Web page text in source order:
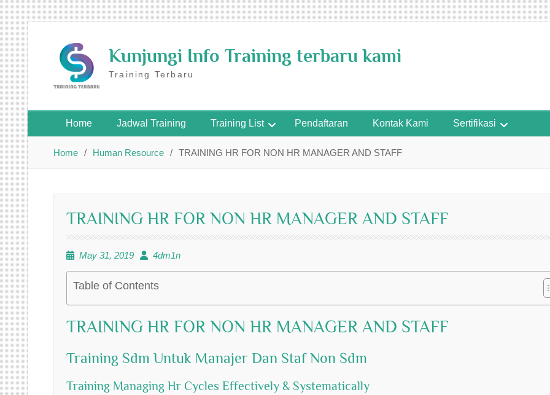
Skip
to
content
Kunjungi Info Training terbaru kami
Training Terbaru
Home Jadwal Training Training List Pendaftaran Kontak Kami Sertifikasi
Home Human Resource TRAINING HR FOR NON HR MANAGER AND STAFF
TRAINING HR FOR NON HR MANAGER AND STAFF
May 31, 2019 4dm1n
Table of Contents
TRAINING HR FOR NON HR MANAGER AND STAFF
Training Sdm Untuk Manajer Dan Staf Non Sdm
Training Managing Hr Cycles Effectively & Systematically